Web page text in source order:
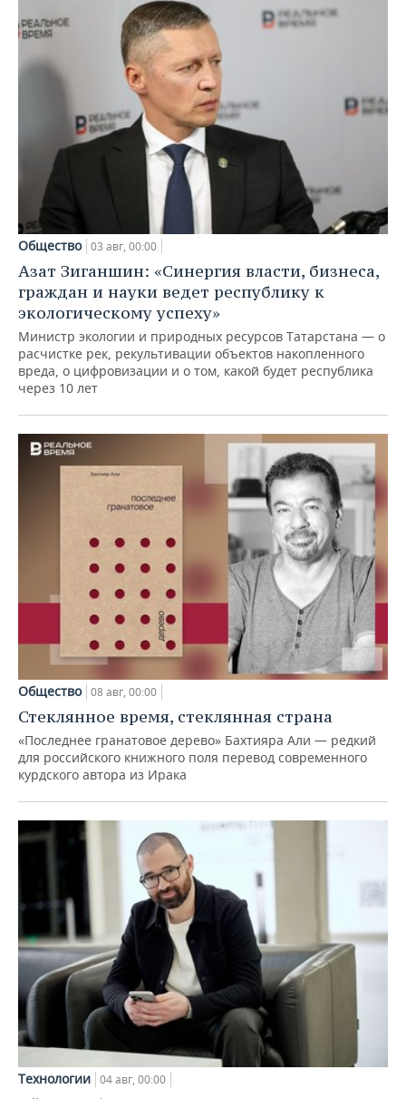
Общество 03 авг, 00:00
Азат Зиганшин: «Синергия власти, бизнеса,
граждан и науки ведет республику к
экологическому успеху»
Министр экологии и природных ресурсов Татарстана — о
расчистке рек, рекультивации объектов накопленного
вреда, о цифровизации и о том, какой будет республика
через 10 лет
Общество 08 авг, 00:00
Стеклянное время, стеклянная страна
«Последнее гранатовое дерево» Бахтияра Али — редкий
для российского книжного поля перевод современного
курдского автора из Ирака
Технологии 04 авг, 00:00